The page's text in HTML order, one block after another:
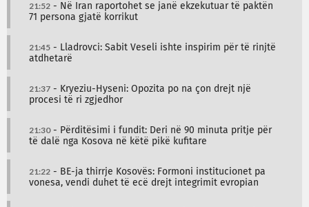
21:52 - Në Iran raportohet se janë ekzekutuar të paktën
71 persona gjatë korrikut
21:45 - Lladrovci: Sabit Veseli ishte inspirim për të rinjtë
atdhetarë
21:37 - Kryeziu-Hyseni: Opozita po na çon drejt një
procesi të ri zgjedhor
21:30- Përditësimi i fundit: Deri në 90 minuta pritje për
të dalë nga Kosova në këtë pikë kufitare
21:22 - BE-ja thirrje Kosovës: Formoni institucionet pa
vonesa, vendi duhet të ecë drejt integrimit evropian